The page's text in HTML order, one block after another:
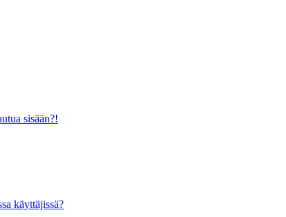
sisään?!
käyttäjissä?